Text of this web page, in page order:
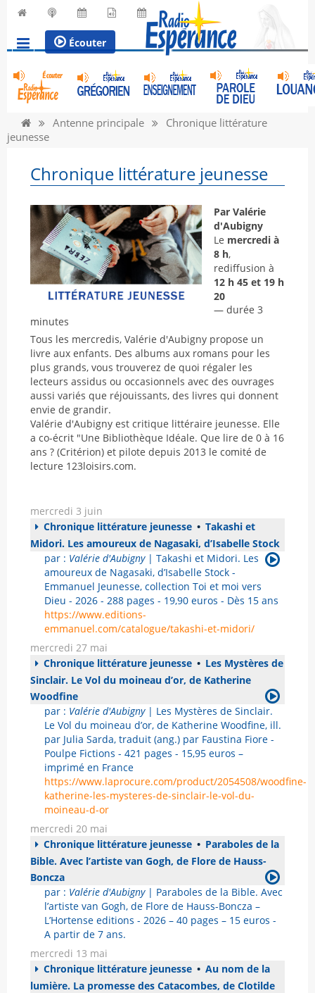
Écouter
Antenne principale
Chronique littérature
jeunesse
Chronique littérature jeunesse
Par Valérie
d'Aubigny
Le mercredi à
8 h,
rediffusion à
12 h 45 et 19 h
20
— durée 3
minutes
Tous les mercredis, Valérie d'Aubigny propose un
livre aux enfants. Des albums aux romans pour les
plus grands, vous trouverez de quoi régaler les
lecteurs assidus ou occasionnels avec des ouvrages
aussi variés que réjouissants, des livres qui donnent
envie de grandir.
Valérie d'Aubigny est critique littéraire jeunesse. Elle
a co-écrit "Une Bibliothèque Idéale. Que lire de 0 à 16
ans ? (Critérion) et pilote depuis 2013 le comité de
lecture 123loisirs.com.
mercredi 3 juin
Chronique littérature jeunesse • Takashi et
Midori. Les amoureux de Nagasaki, d’Isabelle Stock
par : Valérie d'Aubigny| Takashi et Midori. Les
amoureux de Nagasaki, d’Isabelle Stock -
Emmanuel Jeunesse, collection Toi et moi vers
Dieu - 2026 - 288 pages - 19,90 euros - Dès 15 ans
https://www.editions-
emmanuel.com/catalogue/takashi-et-midori/
mercredi 27 mai
Chronique littérature jeunesse • Les Mystères de
Sinclair. Le Vol du moineau d’or, de Katherine
Woodfine
par : Valérie d'Aubigny| Les Mystères de Sinclair.
Le Vol du moineau d’or, de Katherine Woodfine, ill.
par Julia Sarda, traduit (ang.) par Faustina Fiore -
Poulpe Fictions - 421 pages - 15,95 euros –
imprimé en France
https://www.laprocure.com/product/2054508/woodfine-
katherine-les-mysteres-de-sinclair-le-vol-du-
moineau-d-or
mercredi 20 mai
Chronique littérature jeunesse • Paraboles de la
Bible. Avec l’artiste van Gogh, de Flore de Hauss-
Boncza
par : Valérie d'Aubigny| Paraboles de la Bible. Avec
l’artiste van Gogh, de Flore de Hauss-Boncza –
L’Hortense editions - 2026 – 40 pages – 15 euros -
A partir de 7 ans.
mercredi 13 mai
Chronique littérature jeunesse • Au nom de la
lumière. La promesse des Catacombes, de Clotilde